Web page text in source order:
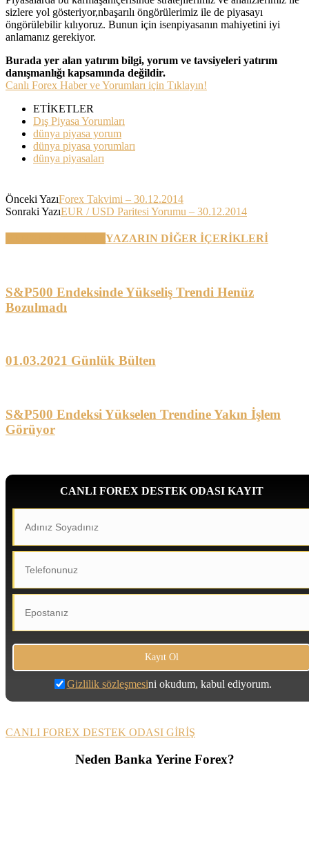
sizlere yol gösteriyor,nbaşarılı öngörülerimiz ile de piyasayı
öngörülebilir kılıyoruz. Bunun için isenpiyasanın mahiyetini iyi
anlamanız gerekiyor.
Burada yer alan yatırım bilgi, yorum ve tavsiyeleri yatırım
danışmanlığı kapsamında değildir.
Canlı Forex Haber ve Yorumları için Tıklayın!
ETİKETLER
Dış Piyasa Yorumları
dünya piyasa yorum
dünya piyasa yorumları
dünya piyasaları
Önceki YazıForex Takvimi – 30.12.2014
Sonraki YazıEUR / USD Paritesi Yorumu – 30.12.2014
YAZARIN DİĞER İÇERİKLERİ
S&P500 Endeksinde Yükseliş Trendi Henüz
Bozulmadı
01.03.2021 Günlük Bülten
S&P500 Endeksi Yükselen Trendine Yakın İşlem
Görüyor
CANLI FOREX DESTEK ODASI KAYIT
Gizlilik sözleşmesini okudum, kabul ediyorum.
CANLI FOREX DESTEK ODASI GİRİŞ
Neden Banka Yerine Forex?